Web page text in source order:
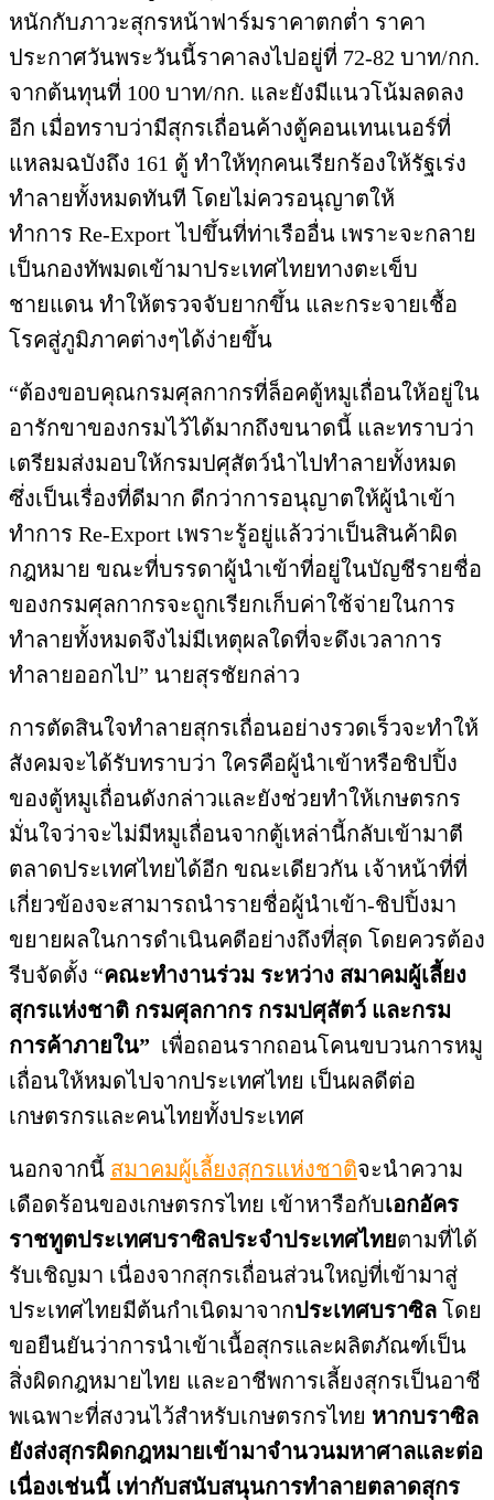
หนักกับภาวะสุกรหน้าฟาร์มราคาตกต่ำ ราคา
ประกาศวันพระวันนี้ราคาลงไปอยู่ที่ 72-82 บาท/กก.
จากต้นทุนที่ 100 บาท/กก. และยังมีแนวโน้มลดลง
อีก เมื่อทราบว่ามีสุกรเถื่อนค้างตู้คอนเทนเนอร์ที่
แหลมฉบังถึง 161 ตู้ ทำให้ทุกคนเรียกร้องให้รัฐเร่ง
ทำลายทั้งหมดทันที โดยไม่ควรอนุญาตให้
ทำการ Re-Exportไปขึ้นที่ท่าเรืออื่น เพราะจะกลาย
เป็นกองทัพมดเข้ามาประเทศไทยทางตะเข็บ
ชายแดน ทำให้ตรวจจับยากขึ้น และกระจายเชื้อ
โรคสู่ภูมิภาคต่างๆได้ง่ายขึ้น
“ต้องขอบคุณกรมศุลกากรที่ล็อคตู้หมูเถื่อนให้อยู่ใน
อารักขาของกรมไว้ได้มากถึงขนาดนี้ และทราบว่า
เตรียมส่งมอบให้กรมปศุสัตว์นำไปทำลายทั้งหมด
ซึ่งเป็นเรื่องที่ดีมาก ดีกว่าการอนุญาตให้ผู้นำเข้า
ทำการ Re-Export เพราะรู้อยู่แล้วว่าเป็นสินค้าผิด
กฎหมาย ขณะที่บรรดาผู้นำเข้าที่อยู่ในบัญชีรายชื่อ
ของกรมศุลกากรจะถูกเรียกเก็บค่าใช้จ่ายในการ
ทำลายทั้งหมดจึงไม่มีเหตุผลใดที่จะดึงเวลาการ
ทำลายออกไป” นายสุรชัยกล่าว
การตัดสินใจทำลายสุกรเถื่อนอย่างรวดเร็วจะทำให้
สังคมจะได้รับทราบว่า ใครคือผู้นำเข้าหรือชิปปิ้ง
ของตู้หมูเถื่อนดังกล่าวและยังช่วยทำให้เกษตรกร
มั่นใจว่าจะไม่มีหมูเถื่อนจากตู้เหล่านี้กลับเข้ามาตี
ตลาดประเทศไทยได้อีก ขณะเดียวกัน เจ้าหน้าที่ที่
เกี่ยวข้องจะสามารถนำรายชื่อผู้นำเข้า-ชิปปิ้งมา
ขยายผลในการดำเนินคดีอย่างถึงที่สุด โดยควรต้อง
รีบจัดตั้ง “คณะทำงานร่วม ระหว่าง สมาคมผู้เลี้ยง
สุกรแห่งชาติ กรมศุลกากร กรมปศุสัตว์ และกรม
การค้าภายใน” เพื่อถอนรากถอนโคนขบวนการหมู
เถื่อนให้หมดไปจากประเทศไทย เป็นผลดีต่อ
เกษตรกรและคนไทยทั้งประเทศ
นอกจากนี้ สมาคมผู้เลี้ยงสุกรแห่งชาติจะนำความ
เดือดร้อนของเกษตรกรไทย เข้าหารือกับเอกอัคร
ราชทูตประเทศบราซิลประจำประเทศไทยตามที่ได้
รับเชิญมา เนื่องจากสุกรเถื่อนส่วนใหญ่ที่เข้ามาสู่
ประเทศไทยมีต้นกำเนิดมาจากประเทศบราซิล โดย
ขอยืนยันว่าการนำเข้าเนื้อสุกรและผลิตภัณฑ์เป็น
สิ่งผิดกฎหมายไทย และอาชีพการเลี้ยงสุกรเป็นอาชี
พเฉพาะที่สงวนไว้สำหรับเกษตรกรไทย หากบราซิล
ยังส่งสุกรผิดกฎหมายเข้ามาจำนวนมหาศาลและต่อ
เนื่องเช่นนี้ เท่ากับสนับสนุนการทำลายตลาดสุกร